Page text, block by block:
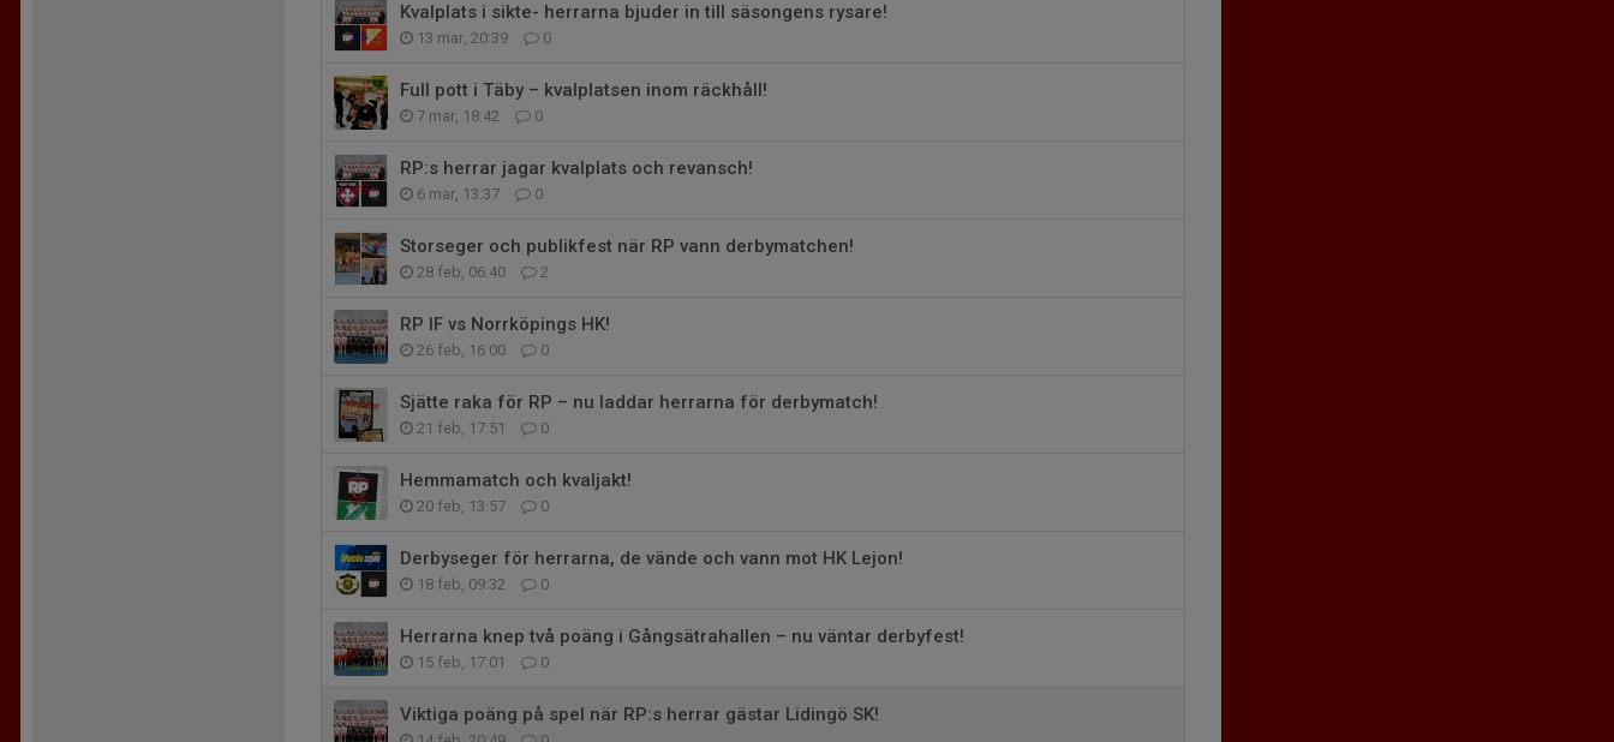
Kvalplats i sikte- herrarna bjuder in till säsongens rysare!
13 mar, 20:39 0
Full pott i Täby – kvalplatsen inom räckhåll!
7 mar, 18:42 0
RP:s herrar jagar kvalplats och revansch!
6 mar, 13:37 0
Storseger och publikfest när RP vann derbymatchen!
28 feb, 06:40 2
RP IF vs Norrköpings HK!
26 feb, 16:00 0
Sjätte raka för RP – nu laddar herrarna för derbymatch!
21 feb, 17:51 0
Hemmamatch och kvaljakt!
20 feb, 13:57 0
Derbyseger för herrarna, de vände och vann mot HK Lejon!
18 feb, 09:32 0
Herrarna knep två poäng i Gångsätrahallen – nu väntar derbyfest!
15 feb, 17:01 0
Viktiga poäng på spel när RP:s herrar gästar Lidingö SK!